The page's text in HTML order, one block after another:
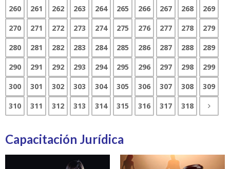
260 261 262 263 264 265 266 267 268
269
270
271 272 273 274 275 276 277 278
279
280
281 282 283 284 285 286 287 288
289
290
291 292 293 294 295 296 297 298
299
300
301 302 303 304 305 306 307 308
309
310
311 312 313 314 315 316 317 318
Capacitación Jurídica